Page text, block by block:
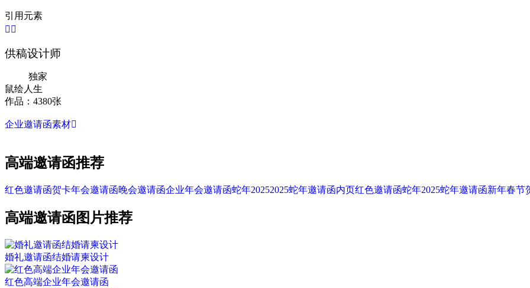
引用元素
 
供稿设计师
独家
鼠绘人生
作品：4380张
企业邀请函素材
高端邀请函推荐
红色邀请函贺卡年会邀请函晚会邀请函企业年会邀请函蛇年20252025蛇年邀请函内页红色邀请函蛇年2025蛇年邀请函新年春节
高端邀请函图片推荐
婚礼邀请函结婚请柬设计
红色高端企业年会邀请函